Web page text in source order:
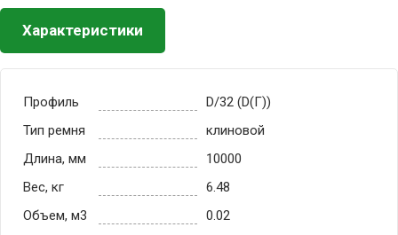
Характеристики
Профиль
D/32 (D(Г))
Тип ремня
клиновой
Длина, мм
10000
Вес, кг
6.48
Объем, м3
0.02